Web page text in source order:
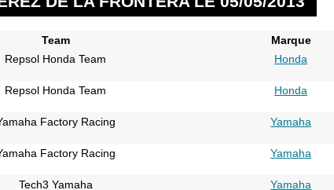
Team Marque
Repsol Honda Team Honda
Repsol Honda Team Honda
Factory Racing Yamaha
Factory Racing Yamaha
Tech3 Yamaha Yamaha